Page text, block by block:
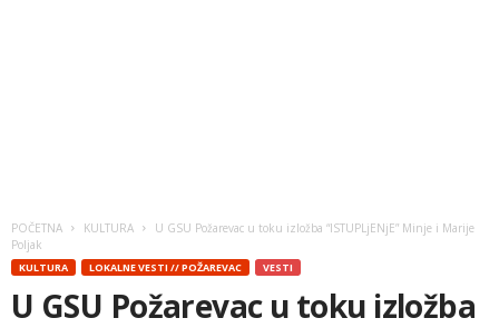
POČETNA KULTURA
U GSU Požarevac u toku izložba “ISTUPLjENjE” Minje i Marije
Poljak
KULTURA LOKALNE VESTI // POŽAREVAC VESTI
U GSU Požarevac u toku izložba